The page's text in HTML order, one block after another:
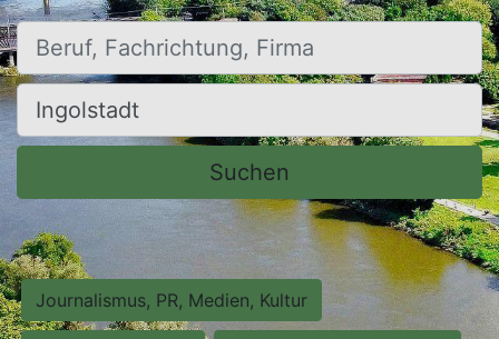
Beruf, Fachrichtung, Firma
Ort, Stadt
Suchen
Journalismus, PR, Medien, Kultur